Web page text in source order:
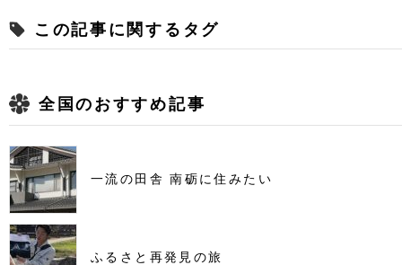
この記事に関するタグ
全国のおすすめ記事
一流の田舎 南砺に住みたい
ふるさと再発見の旅